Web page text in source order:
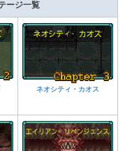
ージ一覧
ネオシティ・カオス